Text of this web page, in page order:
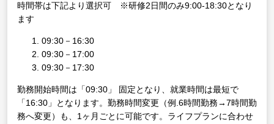
時間帯は下記より選択可 ※研修2日間のみ9:00-18:30となり
ます
09:30－16:30
09:30－17:00
09:30－17:30
勤務開始時間は「09:30」 固定となり、就業時間は最短で
「16:30」となります。勤務時間変更（例.6時間勤務→7時間勤
務へ変更）も、1ヶ月ごとに可能です。ライフプランに合わせ